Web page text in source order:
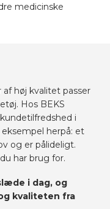
medicinske
høj kvalitet passer
Hos BEKS
i
herpå: et
og er pålideligt.
har brug for.
i dag, og
kvaliteten fra